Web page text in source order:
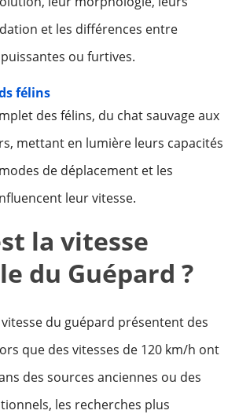
et les différences entre
ou furtives.
félins
des félins, du chat sauvage aux
mettant en lumière leurs capacités
de déplacement et les
leur vitesse.
la vitesse
du Guépard ?
du guépard présentent des
que des vitesses de 120 km/h ont
des sources anciennes ou des
les recherches plus